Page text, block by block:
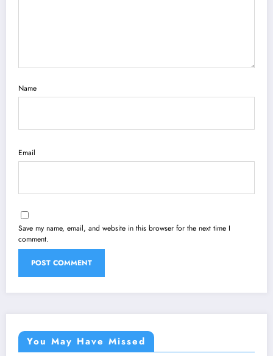
Name
Email
Save my name, email, and website in this browser for the next time I
comment.
You May Have Missed